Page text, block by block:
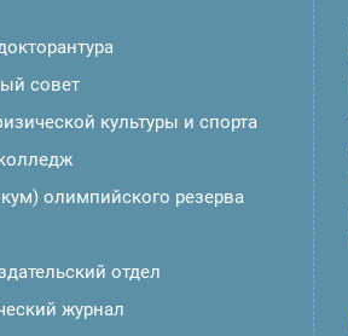
совет
культуры и спорта
олимпийского резерва
отдел
журнал